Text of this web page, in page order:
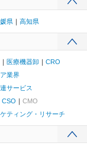
県 高知県
医療機器卸
CRO
業界
サービス
CSO
CMO
ティング・リサーチ